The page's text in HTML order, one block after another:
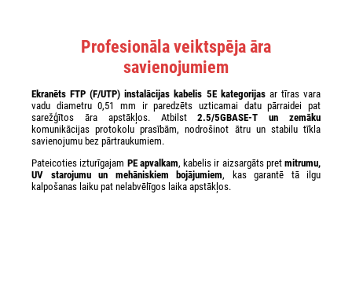
Profesionāla veiktspēja āra
savienojumiem
Ekranēts FTP (F/UTP) instalācijas kabelis 5E kategorijasar tīras vara
vadu diametru 0,51 mm ir paredzēts uzticamai datu pārraidei pat
sarežģītos āra apstākļos. Atbilst2.5/5GBASE-T un zemāku
komunikācijas protokolu prasībām, nodrošinot ātru un stabilu tīkla
savienojumu bez pārtraukumiem.
Pateicoties izturīgajam PE apvalkam, kabelis ir aizsargāts pret mitrumu,
UV starojumu un mehāniskiem bojājumiem, kas garantē tā ilgu
kalpošanas laiku pat nelabvēlīgos laika apstākļos.